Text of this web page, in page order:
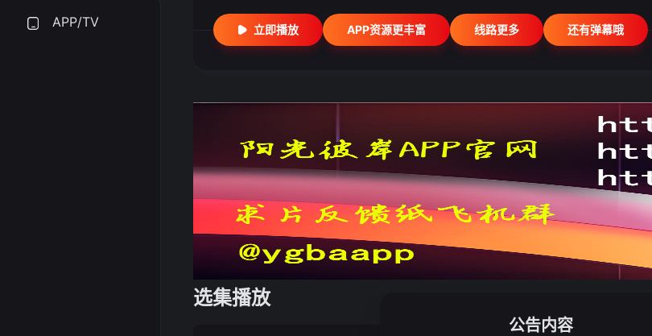
APP/TV 立即播放 APP资源更丰富 线路更多 还有弹幕哦
选集播放
公告内容